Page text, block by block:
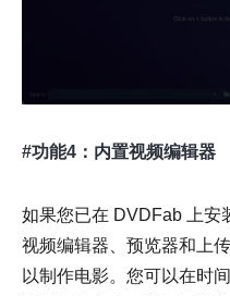
#功能4：内置视频编辑器
如果您已在 DVDFab 上安
视频编辑器、预览器和上
以制作电影。您可以在时